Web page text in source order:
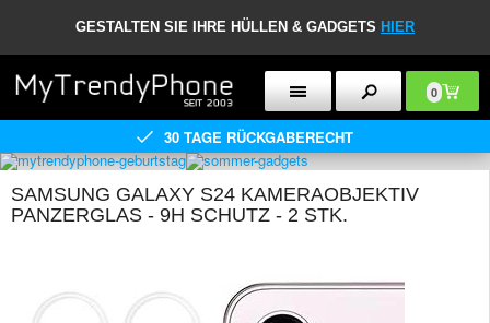
GESTALTEN SIE IHRE HÜLLEN & GADGETS HIER
0
30 TAGE RÜCKGABERECHT
SAMSUNG GALAXY S24 KAMERAOBJEKTIV
PANZERGLAS - 9H SCHUTZ - 2 STK.